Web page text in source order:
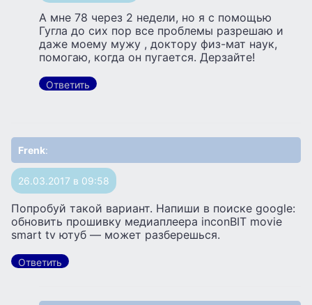
А мне 78 через 2 недели, но я с помощью
Гугла до сих пор все проблемы разрешаю и
даже моему мужу , доктору физ-мат наук,
помогаю, когда он пугается. Дерзайте!
Ответить
Frenk:
26.03.2017 в 09:58
Попробуй такой вариант. Напиши в поиске google:
обновить прошивку медиаплеера inconBIT movie
smart tv ютуб — может разберешься.
Ответить